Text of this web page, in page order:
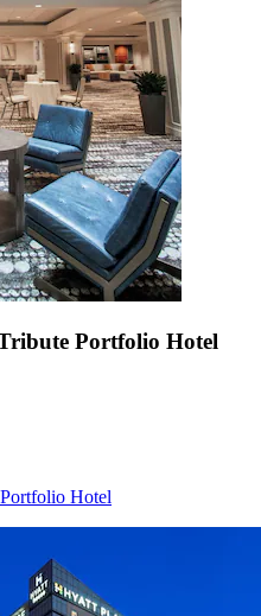
Portfolio Hotel
Hotel